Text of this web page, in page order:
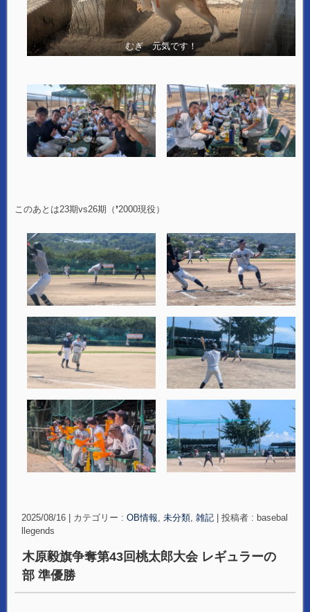
むぎ 元気です！
このあとは23期vs26期（❜2000現役）
2025/08/16 | カテゴリー : OB情報 未分類 雑記 | 投稿者 : basebal
llegends
木原毅旗争奪第43回桃太郎大会 レギュラーの
部 準優勝